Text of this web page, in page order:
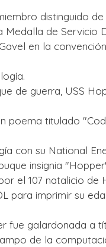
distinguido
Medalla de Servicio
en la
de guerra, USS
poema titulado
con su National
insignia
el 107 natalicio
para imprimir su
fue galardonada a
de la